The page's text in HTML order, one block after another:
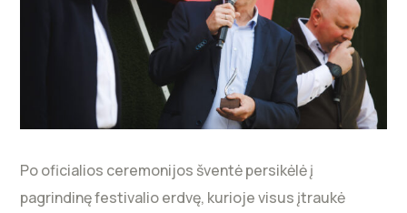
Po oficialios ceremonijos šventė persikėlė į
pagrindinę festivalio erdvę, kurioje visus įtraukė